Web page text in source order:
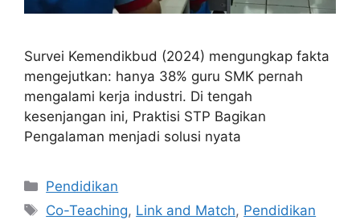
Survei Kemendikbud (2024) mengungkap fakta
mengejutkan: hanya 38% guru SMK pernah
mengalami kerja industri. Di tengah
kesenjangan ini, Praktisi STP Bagikan
Pengalaman menjadi solusi nyata
Categories
Pendidikan
Tags
Co-Teaching, Link and Match, Pendidikan